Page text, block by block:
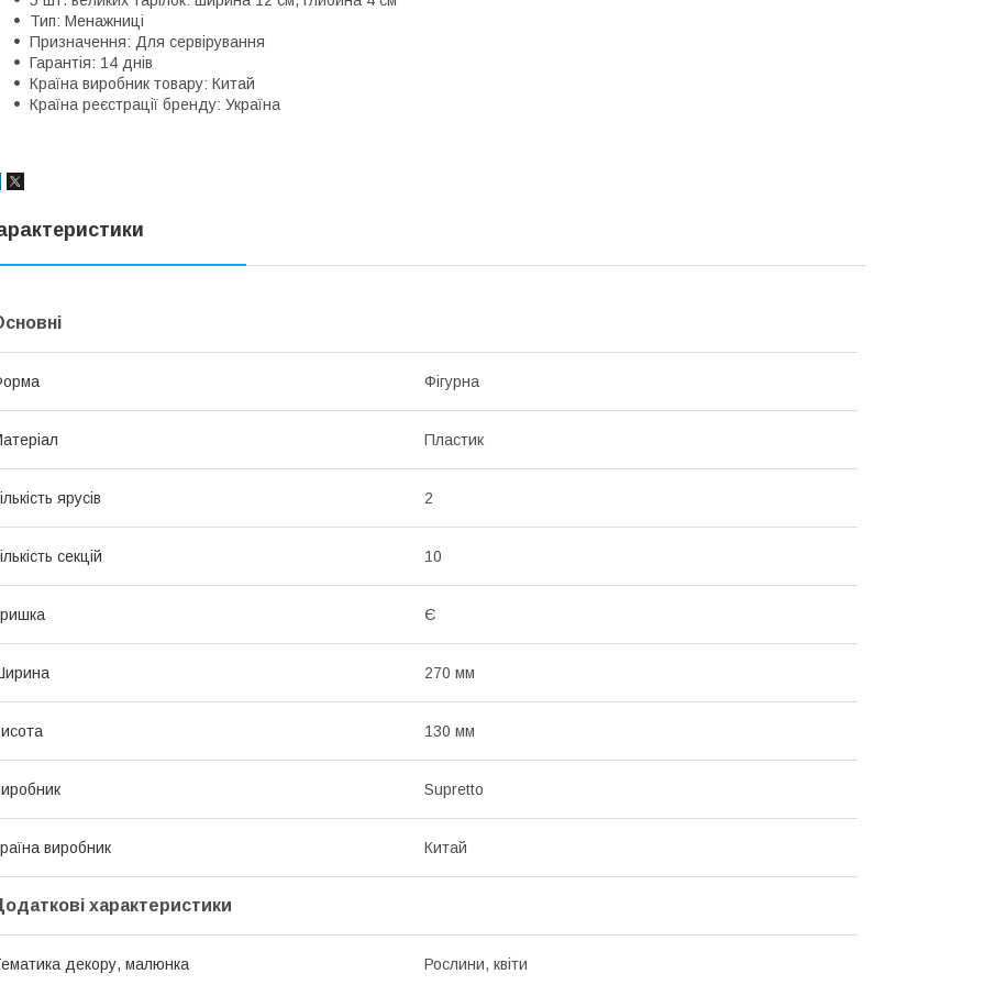
Тип: Менажниці
Призначення: Для сервірування
Гарантія: 14 днів
Країна виробник товару: Китай
Країна реєстрації бренду: Україна
Фігурна
Пластик
ярусів 2
секцій 10
Є
270 мм
130 мм
Supretto
виробник Китай
характеристики
декору, малюнка Рослини, квіти